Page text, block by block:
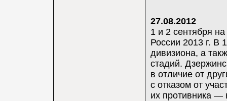
27.08.2012
1 и 2 сентября
России 2013 г. В
дивизиона, а
стадий.
в отличие от
с отказом от
их противника —